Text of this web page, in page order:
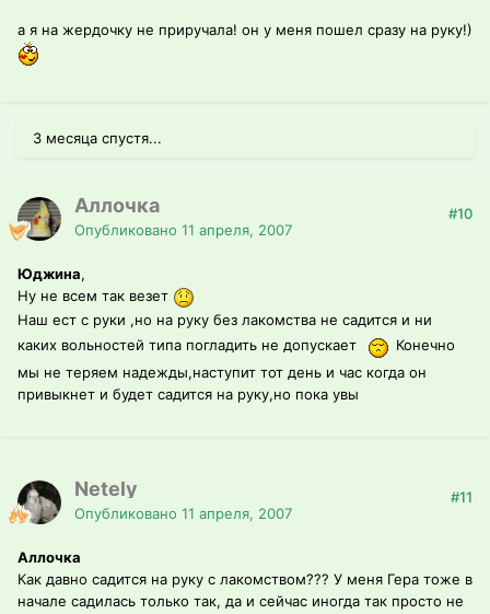
а я на жердочку не приручала! он у меня пошел сразу на руку!)
3 месяца спустя...
Аллочка
Опубликовано 11 апреля, 2007
#10
Юджина,
Ну не всем так везет
Наш ест с руки ,но на руку без лакомства не садится и ни
каких вольностей типа погладить не допускает
Конечно
мы не теряем надежды,наступит тот день и час когда он
привыкнет и будет садится на руку,но пока увы
Netely
Опубликовано 11 апреля, 2007
#11
Аллочка
Как давно садится на руку с лакомством??? У меня Гера тоже в
начале садилась только так, да и сейчас иногда так просто не